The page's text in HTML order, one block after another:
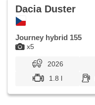
x5
Dacia Duster
Journey hybrid 155
2026
1.8 l